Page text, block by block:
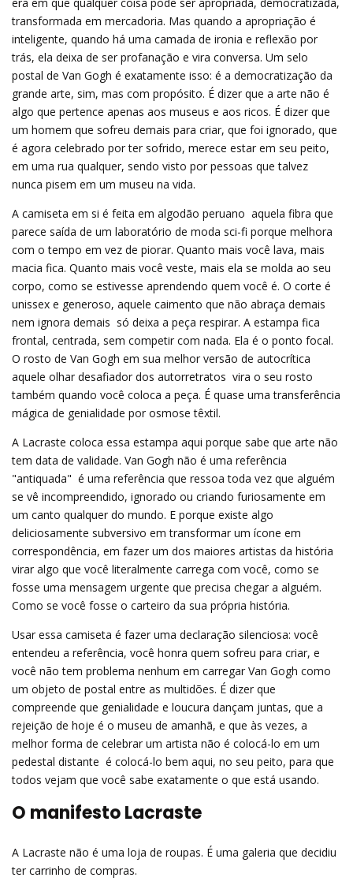
transformada em mercadoria. Mas quando a apropriação é
inteligente, quando há uma camada de ironia e reflexão por
trás, ela deixa de ser profanação e vira conversa. Um selo
postal de Van Gogh é exatamente isso: é a democratização da
grande arte, sim, mas com propósito. É dizer que a arte não é
algo que pertence apenas aos museus e aos ricos. É dizer que
um homem que sofreu demais para criar, que foi ignorado, que
é agora celebrado por ter sofrido, merece estar em seu peito,
em uma rua qualquer, sendo visto por pessoas que talvez
nunca pisem em um museu na vida.
A camiseta em si é feita em algodão peruano  aquela fibra que
parece saída de um laboratório de moda sci-fi porque melhora
com o tempo em vez de piorar. Quanto mais você lava, mais
macia fica. Quanto mais você veste, mais ela se molda ao seu
corpo, como se estivesse aprendendo quem você é. O corte é
unissex e generoso, aquele caimento que não abraça demais
nem ignora demais  só deixa a peça respirar. A estampa fica
frontal, centrada, sem competir com nada. Ela é o ponto focal.
O rosto de Van Gogh em sua melhor versão de autocrítica 
aquele olhar desafiador dos autorretratos  vira o seu rosto
também quando você coloca a peça. É quase uma transferência
mágica de genialidade por osmose têxtil.
A Lacraste coloca essa estampa aqui porque sabe que arte não
tem data de validade. Van Gogh não é uma referência
"antiquada"  é uma referência que ressoa toda vez que alguém
se vê incompreendido, ignorado ou criando furiosamente em
um canto qualquer do mundo. E porque existe algo
deliciosamente subversivo em transformar um ícone em
correspondência, em fazer um dos maiores artistas da história
virar algo que você literalmente carrega com você, como se
fosse uma mensagem urgente que precisa chegar a alguém.
Como se você fosse o carteiro da sua própria história.
Usar essa camiseta é fazer uma declaração silenciosa: você
entendeu a referência, você honra quem sofreu para criar, e
você não tem problema nenhum em carregar Van Gogh como
um objeto de postal entre as multidões. É dizer que
compreende que genialidade e loucura dançam juntas, que a
rejeição de hoje é o museu de amanhã, e que às vezes, a
melhor forma de celebrar um artista não é colocá-lo em um
pedestal distante  é colocá-lo bem aqui, no seu peito, para que
todos vejam que você sabe exatamente o que está usando.
O manifesto Lacraste
A Lacraste não é uma loja de roupas. É uma galeria que decidiu
ter carrinho de compras.